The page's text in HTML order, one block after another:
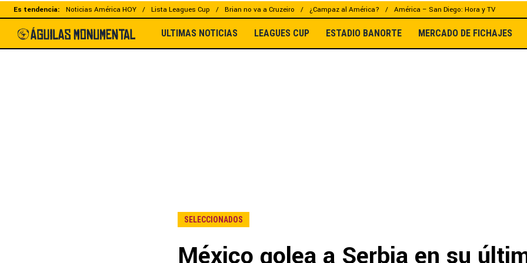
Es tendencia: Noticias América HOY Lista Leagues Cup Brian no va a Cruzeiro ¿Campaz al América? América – San Diego: Hora y TV
ULTIMAS NOTICIAS LEAGUES CUP ESTADIO BANORTE MERCADO DE FICHAJES
SELECCIONADOS
México golea a Serbia en su